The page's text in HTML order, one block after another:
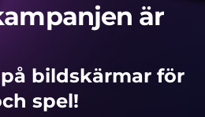
är
bildskärmar för
spel!